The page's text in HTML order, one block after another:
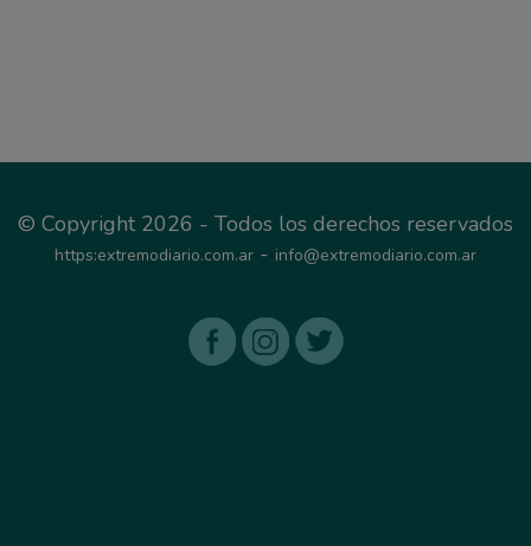
© Copyright 2026 - Todos los derechos reservados
https:extremodiario.com.ar - info@extremodiario.com.ar